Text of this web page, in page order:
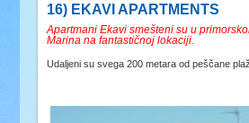
16) EKAVI APARTMENTS
Apartmani Ekavi smešteni su u
Marina na fantastičnoj lokaciji.
Udaljeni su svega 200 metara od peščane